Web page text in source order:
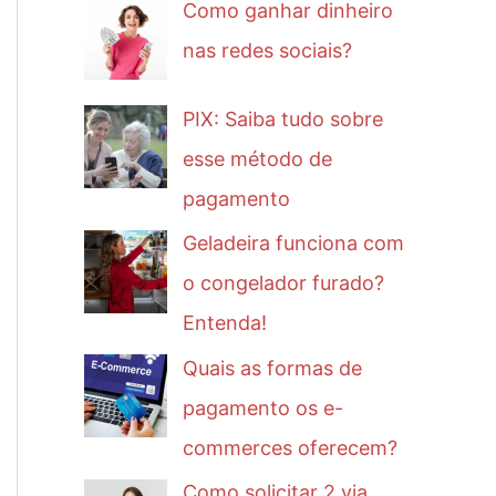
Como ganhar dinheiro
nas redes sociais?
PIX: Saiba tudo sobre
esse método de
pagamento
Geladeira funciona com
o congelador furado?
Entenda!
Quais as formas de
pagamento os e-
commerces oferecem?